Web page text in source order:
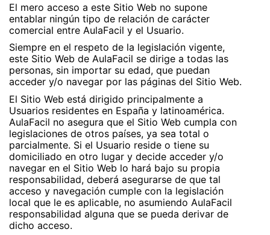
El mero acceso a este Sitio Web no supone
entablar ningún tipo de relación de carácter
comercial entre AulaFacil y el Usuario.
Siempre en el respeto de la legislación vigente,
este Sitio Web de AulaFacil se dirige a todas las
personas, sin importar su edad, que puedan
acceder y/o navegar por las páginas del Sitio Web.
El Sitio Web está dirigido principalmente a
Usuarios residentes en España y latinoamérica.
AulaFacil no asegura que el Sitio Web cumpla con
legislaciones de otros países, ya sea total o
parcialmente. Si el Usuario reside o tiene su
domiciliado en otro lugar y decide acceder y/o
navegar en el Sitio Web lo hará bajo su propia
responsabilidad, deberá asegurarse de que tal
acceso y navegación cumple con la legislación
local que le es aplicable, no asumiendo AulaFacil
responsabilidad alguna que se pueda derivar de
dicho acceso.